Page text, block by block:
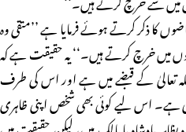
کا ذکر کرتے ہوئے فرمایا ہے ’’متقی وہ
میں خرچ کرتے ہیں۔‘‘ یہ حقیقت ہے کہ
تعالیٰ کے قبضے میں ہے اور اس کی طرف
ہے۔ اس لیے کوئی بھی شخص اپنی ظاہری